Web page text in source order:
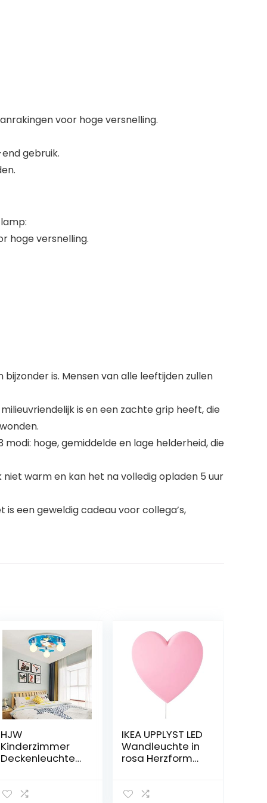
voor hoge versnelling.
gebruik.
hoge versnelling.
is. Mensen van alle leeftijden zullen
is en een zachte grip heeft, die
hoge, gemiddelde en lage helderheid, die
warm en kan het na volledig opladen 5 uur
een geweldig cadeau voor collega’s,
HJW
Kinderzimmer
Deckenleuchte
Lichtlampe,
IKEA UPPLYST LED
Wandleuchte in
rosa Herzform